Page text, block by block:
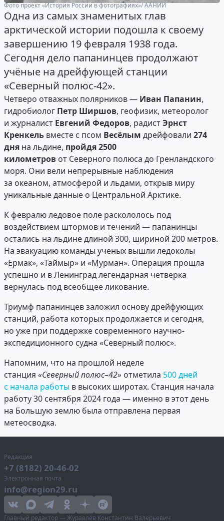
Фото проект «История России в фотографиях»/ ААНИИ
Одна из самых знаменитых глав
арктической истории подошла к своему
завершению 19 февраля 1938 года.
Сегодня дело папанинцев продолжают
учёные на дрейфующей станции
«Северный полюс-42».
Четверо отважных полярников — Иван Папанин,
гидробиолог Петр Ширшов, геофизик, метеоролог
и журналист Евгений Федоров, радистЭрнст
Кренкель вместе с псом Весёлым дрейфовали 274
дня на льдине, пройдя 2500
километров от Северного полюса до Гренландского
моря. Они вели непрерывные наблюдения
за океаном, атмосферой и льдами, открыв миру
уникальные данные о Центральной Арктике.
К февралю ледовое поле раскололось под
воздействием штормов и течений — папанинцы
остались на льдине длиной 300, шириной 200 метров.
На эвакуацию команды ученых вышли ледоколы
«Ермак», «Таймыр» и «Мурман». Операция прошла
успешно и в Ленинград легендарная четверка
вернулась под всеобщее ликование.
Триумф папанинцев заложил основу дрейфующих
станций, работа которых продолжается и сегодня,
но уже при поддержке современного научно-
экспедиционного судна «Северный полюс».
Напомним, что на прошлой неделе
станция «Северный полюс–42» отметила 500 дней
с начала работы в высоких широтах. Станция начала
работу 30 сентября 2024 года — именно в этот день
на Большую землю была отправлена первая
метеосводка.
Редакция
+7 (8182) 20-46-02
Электронная почта
info@region29.ru
Главный редактор — Журавлёв Константин Валерьевич